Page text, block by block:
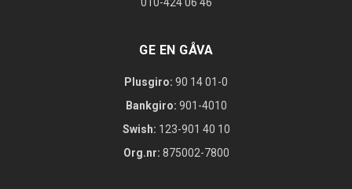
GE EN GÅVA
Plusgiro: 90 14 01-0
Bankgiro: 901-4010
Swish: 123-901 40 10
Org.nr: 875002-7800